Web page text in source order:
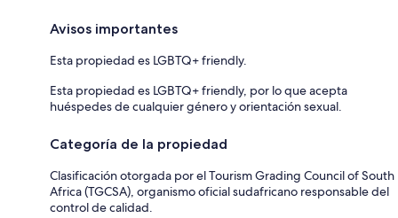
Avisos importantes
Esta propiedad es LGBTQ+ friendly.
Esta propiedad es LGBTQ+ friendly, por lo que acepta
huéspedes de cualquier género y orientación sexual.
Categoría de la propiedad
Clasificación otorgada por el Tourism Grading Council of South
Africa (TGCSA), organismo oficial sudafricano responsable del
control de calidad.